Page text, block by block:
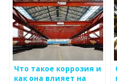
Что такое коррозия и
как она влияет на